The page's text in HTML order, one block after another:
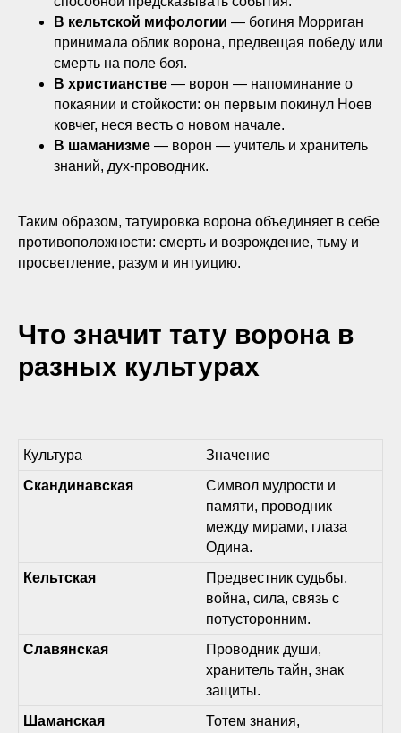
В кельтской мифологии — богиня Морриган
принимала облик ворона, предвещая победу или
смерть на поле боя.
В христианстве — ворон — напоминание о
покаянии и стойкости: он первым покинул Ноев
ковчег, неся весть о новом начале.
В шаманизме — ворон — учитель и хранитель
знаний, дух-проводник.
Таким образом, татуировка ворона объединяет в себе
противоположности: смерть и возрождение, тьму и
просветление, разум и интуицию.
Что значит тату ворона в
разных культурах
Культура
Значение
Скандинавская
Символ мудрости и
памяти, проводник
между мирами, глаза
Одина.
Кельтская
Предвестник судьбы,
война, сила, связь с
потусторонним.
Славянская
Проводник души,
хранитель тайн, знак
защиты.
Шаманская
Тотем знания,